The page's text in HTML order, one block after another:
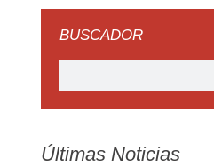
BUSCADOR
Últimas Noticias